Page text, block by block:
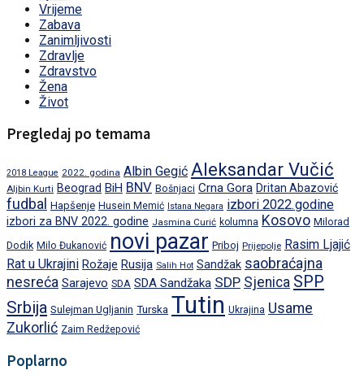
Vrijeme
Zabava
Zanimljivosti
Zdravlje
Zdravstvo
Žena
Život
Pregledaj po temama
2018 League 2022. godina Albin Gegić Aleksandar Vučić
Aljbin Kurti Beograd BiH BNV Bošnjaci Crna Gora Dritan Abazović
fudbal Hapšenje Husein Memić Istana Negara izbori 2022.godine
izbori za BNV 2022. godine Jasmina Curić kolumna Kosovo Milorad
Dodik Milo Đukanović novi pazar Priboj Prijepolje Rasim Ljajić
Rat u Ukrajini Rožaje Rusija Salih Hot Sandžak saobraćajna
nesreća Sarajevo SDA SDA Sandžaka SDP Sjenica SPP
Srbija Sulejman Ugljanin Turska Tutin Ukrajina Usame
Zukorlić Zaim Redžepović
Poplarno